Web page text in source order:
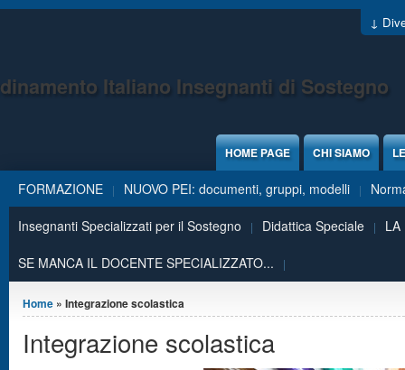
Jump to Content
↓
Italiano Insegnanti di Sostegno
HOME PAGE CHI SIAMO
FORMAZIONE NUOVO PEI: documenti, gruppi, modelli
Insegnanti Specializzati per il Sostegno Didattica Speciale LA
SE MANCA IL DOCENTE SPECIALIZZATO...
Tu sei qui
Home » Integrazione scolastica
Integrazione scolastica